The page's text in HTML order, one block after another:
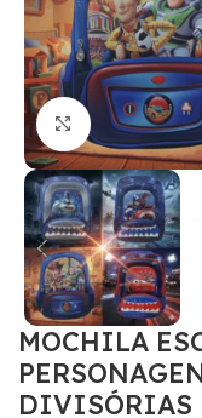
Clique para
MOCHILA
DIVISÓRIAS